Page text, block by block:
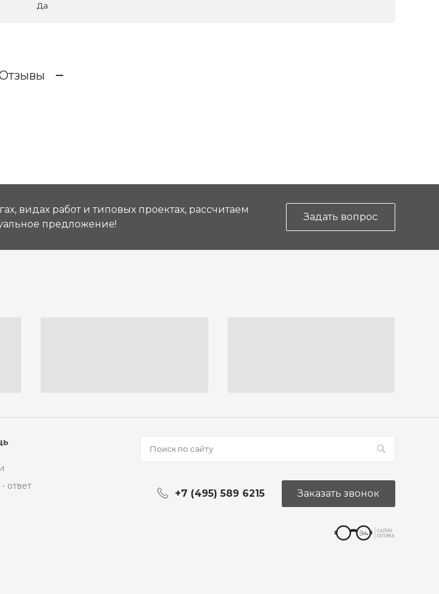
Да
видах работ и типовых проектах, рассчитаем
предложение!
Задать вопрос
ответ
+7 (495) 589 6215 Заказать звонок